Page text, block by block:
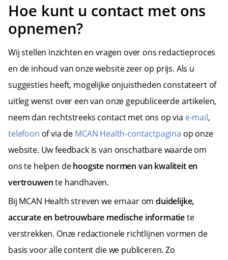
Hoe kunt u contact met ons
opnemen?
Wij stellen inzichten en vragen over ons redactieproces
en de inhoud van onze website zeer op prijs. Als u
suggesties heeft, mogelijke onjuistheden constateert of
uitleg wenst over een van onze gepubliceerde artikelen,
neem dan rechtstreeks contact met ons op via e-mail,
telefoon of via de MCAN Health-contactpagina op onze
website. Uw feedback is van onschatbare waarde om
ons te helpen dehoogste normen van kwaliteit en
vertrouwente handhaven.
Bij MCAN Health streven we ernaar omduidelijke,
accurate en betrouwbare medische informatiete
verstrekken. Onze redactionele richtlijnen vormen de
basis voor alle content die we publiceren. Zo